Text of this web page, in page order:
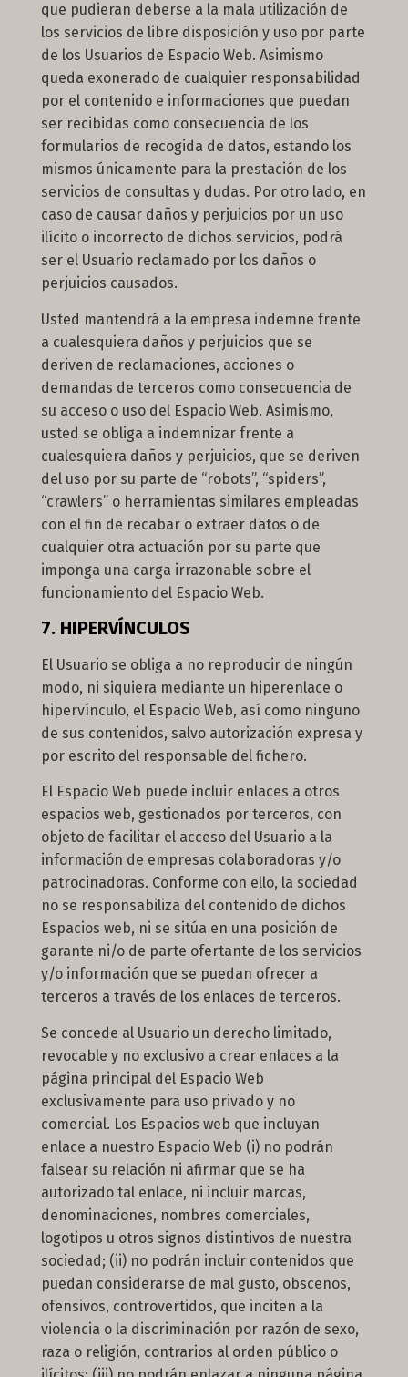
que pudieran deberse a la mala utilización de
los servicios de libre disposición y uso por parte
de los Usuarios de Espacio Web. Asimismo
queda exonerado de cualquier responsabilidad
por el contenido e informaciones que puedan
ser recibidas como consecuencia de los
formularios de recogida de datos, estando los
mismos únicamente para la prestación de los
servicios de consultas y dudas. Por otro lado, en
caso de causar daños y perjuicios por un uso
ilícito o incorrecto de dichos servicios, podrá
ser el Usuario reclamado por los daños o
perjuicios causados.
Usted mantendrá a la empresa indemne frente
a cualesquiera daños y perjuicios que se
deriven de reclamaciones, acciones o
demandas de terceros como consecuencia de
su acceso o uso del Espacio Web. Asimismo,
usted se obliga a indemnizar frente a
cualesquiera daños y perjuicios, que se deriven
del uso por su parte de “robots”, “spiders”,
“crawlers” o herramientas similares empleadas
con el fin de recabar o extraer datos o de
cualquier otra actuación por su parte que
imponga una carga irrazonable sobre el
funcionamiento del Espacio Web.
7. HIPERVÍNCULOS
El Usuario se obliga a no reproducir de ningún
modo, ni siquiera mediante un hiperenlace o
hipervínculo, el Espacio Web, así como ninguno
de sus contenidos, salvo autorización expresa y
por escrito del responsable del fichero.
El Espacio Web puede incluir enlaces a otros
espacios web, gestionados por terceros, con
objeto de facilitar el acceso del Usuario a la
información de empresas colaboradoras y/o
patrocinadoras. Conforme con ello, la sociedad
no se responsabiliza del contenido de dichos
Espacios web, ni se sitúa en una posición de
garante ni/o de parte ofertante de los servicios
y/o información que se puedan ofrecer a
terceros a través de los enlaces de terceros.
Se concede al Usuario un derecho limitado,
revocable y no exclusivo a crear enlaces a la
página principal del Espacio Web
exclusivamente para uso privado y no
comercial. Los Espacios web que incluyan
enlace a nuestro Espacio Web (i) no podrán
falsear su relación ni afirmar que se ha
autorizado tal enlace, ni incluir marcas,
denominaciones, nombres comerciales,
logotipos u otros signos distintivos de nuestra
sociedad; (ii) no podrán incluir contenidos que
puedan considerarse de mal gusto, obscenos,
ofensivos, controvertidos, que inciten a la
violencia o la discriminación por razón de sexo,
raza o religión, contrarios al orden público o